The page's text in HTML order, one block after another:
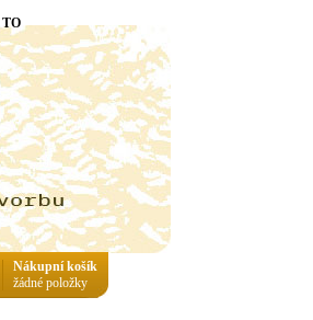
Nákupní košík
žádné položky